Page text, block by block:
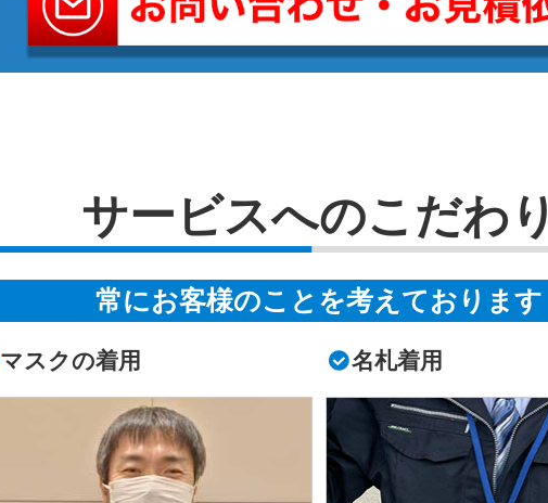
サービスへのこだわり
常にお客様のことを考えております
マスクの着用 名札着用